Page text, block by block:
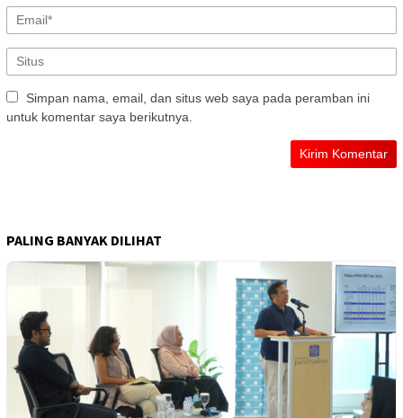
Simpan nama, email, dan situs web saya pada peramban ini
untuk komentar saya berikutnya.
PALING BANYAK DILIHAT